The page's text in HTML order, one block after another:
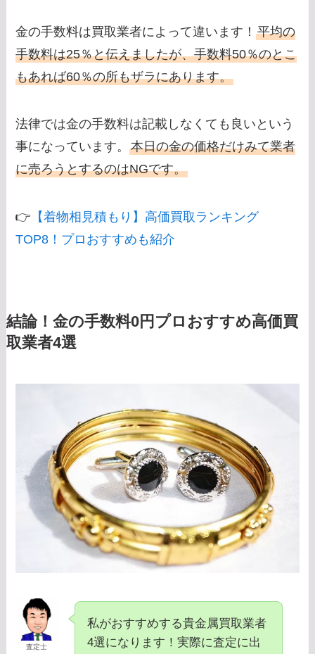
金の手数料は買取業者によって違います！平均の
手数料は25％と伝えましたが、手数料50％のとこ
もあれば60％の所もザラにあります。
法律では金の手数料は記載しなくても良いという
事になっています。本日の金の価格だけみて業者
に売ろうとするのはNGです。
👉 【着物相見積もり】高価買取ランキング
TOP8！プロおすすめも紹介
結論！金の手数料0円プロおすすめ高価買
取業者4選
査定士
私がおすすめする貴金属買取業者
4選になります！実際に査定に出